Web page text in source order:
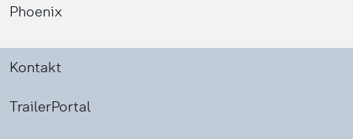
Phoenix
Kontakt
TrailerPortal